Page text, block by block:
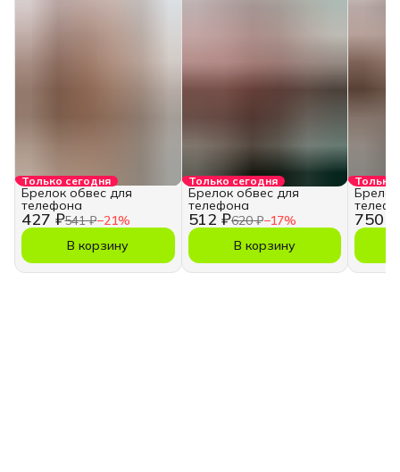
Только сегодня
427 ₽541 ₽−21%
Брелок обвес для
телефона
В корзину
Только сегодня
512 ₽620 ₽−17%
Брелок обвес для
телефона
В корзину
Только
750 ₽